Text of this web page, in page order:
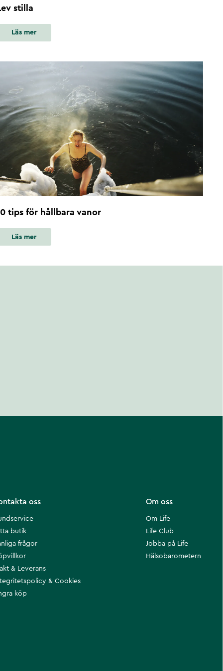
stilla
Läs mer
tips för hållbara vanor
Läs mer
Om oss
Om Life
Life Club
Jobba på Life
Hälsobarometern
oss
butik
frågor
& Leverans
& Cookies
köp